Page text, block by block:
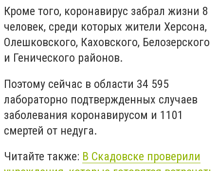
Кроме того, коронавирус забрал жизни 8
человек, среди которых жители Херсона,
Олешковского, Каховского, Белозерского
и Генического районов.
Поэтому сейчас в области 34 595
лабораторно подтвержденных случаев
заболевания коронавирусом и 1101
смертей от недуга.
Читайте также: В Скадовске проверили